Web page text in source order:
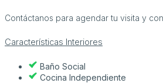
Contáctanos para agendar tu visita y
Características Interiores
Baño Social
Cocina Independiente